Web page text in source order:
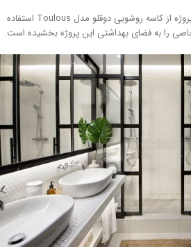
در سرویس بهداشتی لوکس این پروژه از کاسه روشویی دوقلو مدل Toulous استفاده
را به فضای بهداشتی این پروژه بخشیده است.